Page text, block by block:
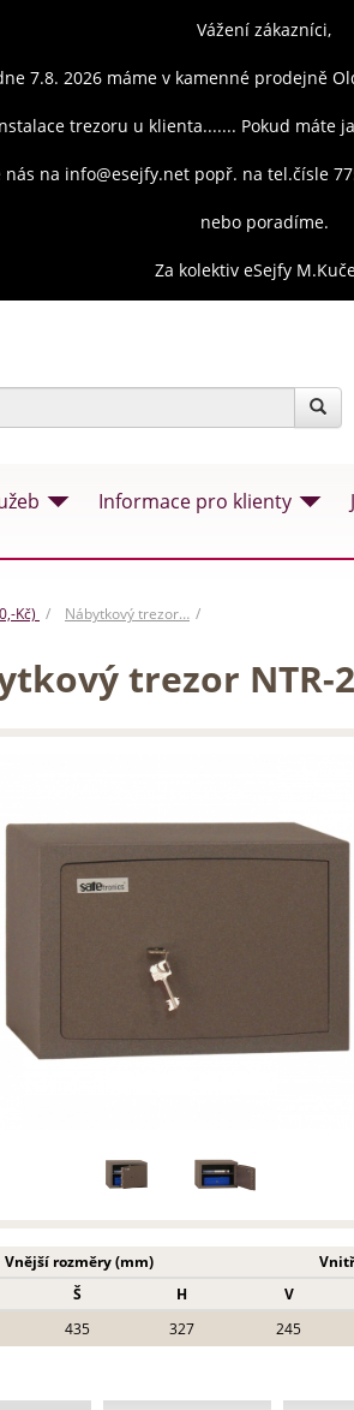
Vážení zákazníci,
7.8. 2026 máme v kamenné prodejně
trezoru u klienta....... Pokud máte
na info@esejfy.net popř. na tel.čísle
nebo poradíme.
Za kolektiv eSejfy
Informace pro klienty
Kč) Nábytkový trezor…
trezor NTR-
Vnější rozměry (mm)
Š H V
435 327 245